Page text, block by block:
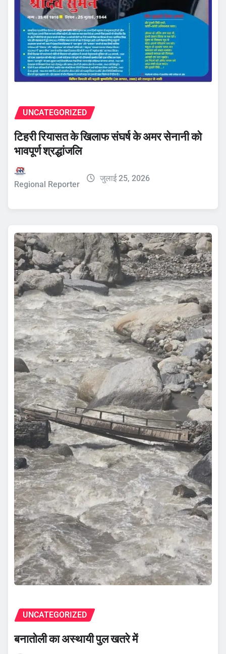
UNCATEGORIZED
टिहरी रियासत के खिलाफ संघर्ष के अमर सेनानी को
भावपूर्ण श्रद्धांजलि
Regional Reporter
जुलाई 25, 2026
UNCATEGORIZED
बनातोली का अस्थायी पुल खतरे में